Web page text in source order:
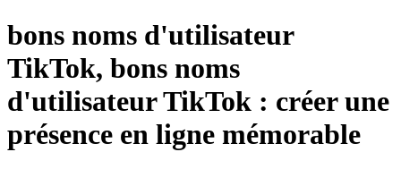
bons noms d'utilisateur
TikTok, bons noms
d'utilisateur TikTok : créer une
présence en ligne mémorable